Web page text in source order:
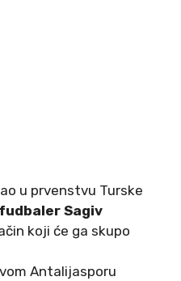
u prvenstvu Turske
Sagiv
koji će ga skupo
Antalijasporu